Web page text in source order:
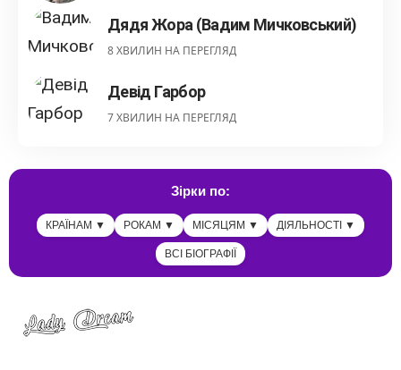
Дядя Жора (Вадим Мичковський)
8 ХВИЛИН НА ПЕРЕГЛЯД
Девід Гарбор
7 ХВИЛИН НА ПЕРЕГЛЯД
Зірки по:
КРАЇНАМ ▼ РОКАМ ▼ МІСЯЦЯМ ▼ ДІЯЛЬНОСТІ ▼
ВСІ БІОГРАФІЇ